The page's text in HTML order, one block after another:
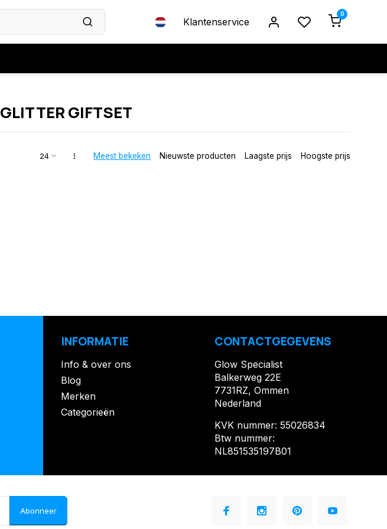
Klantenservice
0
GIFTSET
Meest bekeken Nieuwste producten Laagste prijs Hoogste prijs
INFORMATIE
Info & over ons
Blog
Merken
Categorieën
CONTACTGEGEVENS
Glow Specialist
Balkerweg 22E
7731RZ, Ommen
Nederland
KVK nummer: 55026834
Btw nummer:
NL851535197B01
Abonneer